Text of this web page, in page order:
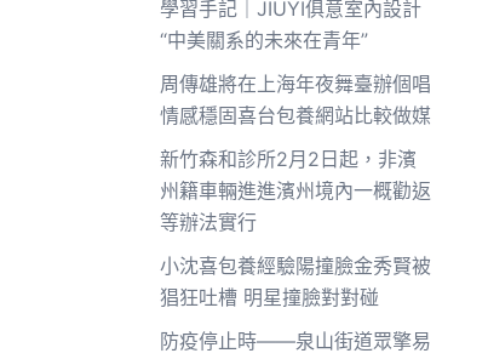
學習手記｜JIUYI俱意室內設計
“中美關系的未來在青年”
周傳雄將在上海年夜舞臺辦個唱
情感穩固喜台包養網站比較做媒
新竹森和診所2月2日起，非濱
州籍車輛進進濱州境內一概勸返
等辦法實行
小沈喜包養經驗陽撞臉金秀賢被
猖狂吐槽 明星撞臉對對碰
防疫停止時——泉山街道眾擎易